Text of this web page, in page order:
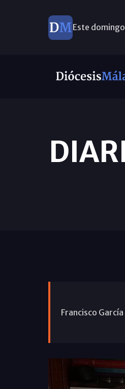
Este
Francisco